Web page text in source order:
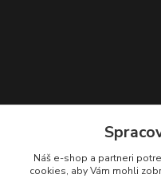
+421 905 531 251
Náš e-shop a partneri
cookies, aby Vám mohli